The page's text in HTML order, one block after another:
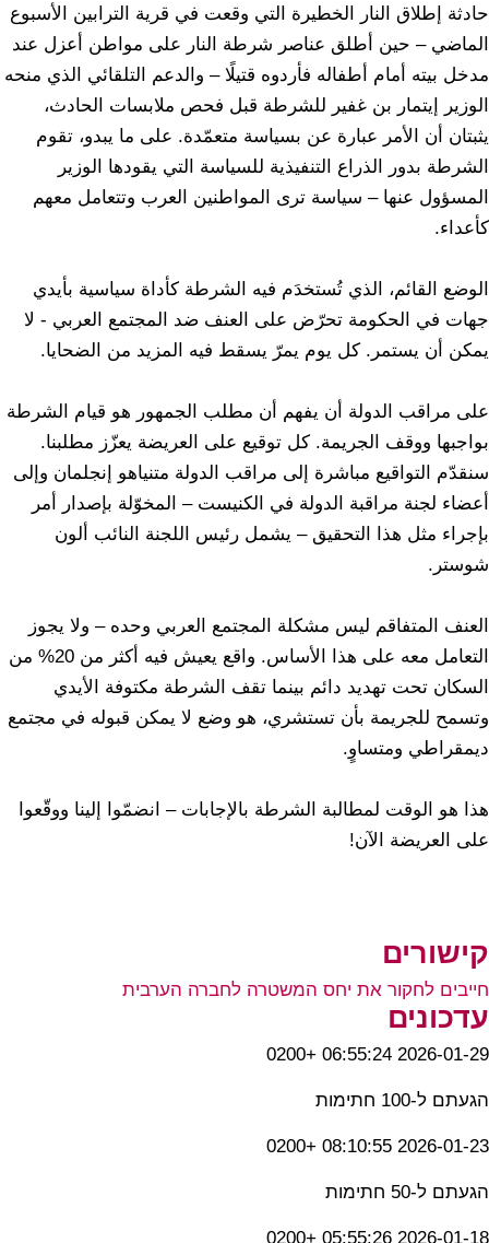
حادثة إطلاق النار الخطيرة التي وقعت في قرية الترابين الأسبوع
الماضي – حين أطلق عناصر شرطة النار على مواطن أعزل عند
مدخل بيته أمام أطفاله فأردوه قتيلًا – والدعم التلقائي الذي منحه
الوزير إيتمار بن غفير للشرطة قبل فحص ملابسات الحادث،
يثبتان أن الأمر عبارة عن بسياسة متعمّدة. على ما يبدو، تقوم
الشرطة بدور الذراع التنفيذية للسياسة التي يقودها الوزير
المسؤول عنها – سياسة ترى المواطنين العرب وتتعامل معهم
كأعداء.
الوضع القائم، الذي تُستخدَم فيه الشرطة كأداة سياسية بأيدي
جهات في الحكومة تحرّض على العنف ضد المجتمع العربي - لا
يمكن أن يستمر. كل يوم يمرّ يسقط فيه المزيد من الضحايا.
على مراقب الدولة أن يفهم أن مطلب الجمهور هو قيام الشرطة
بواجبها ووقف الجريمة. كل توقيع على العريضة يعزّز مطلبنا.
سنقدّم التواقيع مباشرة إلى مراقب الدولة متنياهو إنجلمان وإلى
أعضاء لجنة مراقبة الدولة في الكنيست – المخوّلة بإصدار أمر
بإجراء مثل هذا التحقيق – يشمل رئيس اللجنة النائب ألون
شوستر.
العنف المتفاقم ليس مشكلة المجتمع العربي وحده – ولا يجوز
التعامل معه على هذا الأساس. واقع يعيش فيه أكثر من 20% من
السكان تحت تهديد دائم بينما تقف الشرطة مكتوفة الأيدي
وتسمح للجريمة بأن تستشري، هو وضع لا يمكن قبوله في مجتمع
ديمقراطي ومتساوٍ.
هذا هو الوقت لمطالبة الشرطة بالإجابات – انضمّوا إلينا ووقّعوا
على العريضة الآن!
קישורים
חייבים לחקור את יחס המשטרה לחברה הערבית
עדכונים
2026-01-29 06:55:24 +0200
הגעתם ל-100 חתימות
2026-01-23 08:10:55 +0200
הגעתם ל-50 חתימות
2026-01-18 05:55:26 +0200